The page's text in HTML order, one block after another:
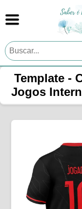
Template -
Jogos